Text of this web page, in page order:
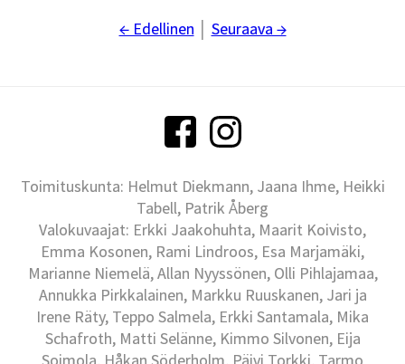
← Edellinen Seuraava →
Toimituskunta: Helmut Diekmann, Jaana Ihme, Heikki
Tabell, Patrik Åberg
Valokuvaajat: Erkki Jaakohuhta, Maarit Koivisto,
Emma Kosonen, Rami Lindroos, Esa Marjamäki,
Marianne Niemelä, Allan Nyyssönen, Olli Pihlajamaa,
Annukka Pirkkalainen, Markku Ruuskanen, Jari ja
Irene Räty, Teppo Salmela, Erkki Santamala, Mika
Schafroth, Matti Selänne, Kimmo Silvonen, Eija